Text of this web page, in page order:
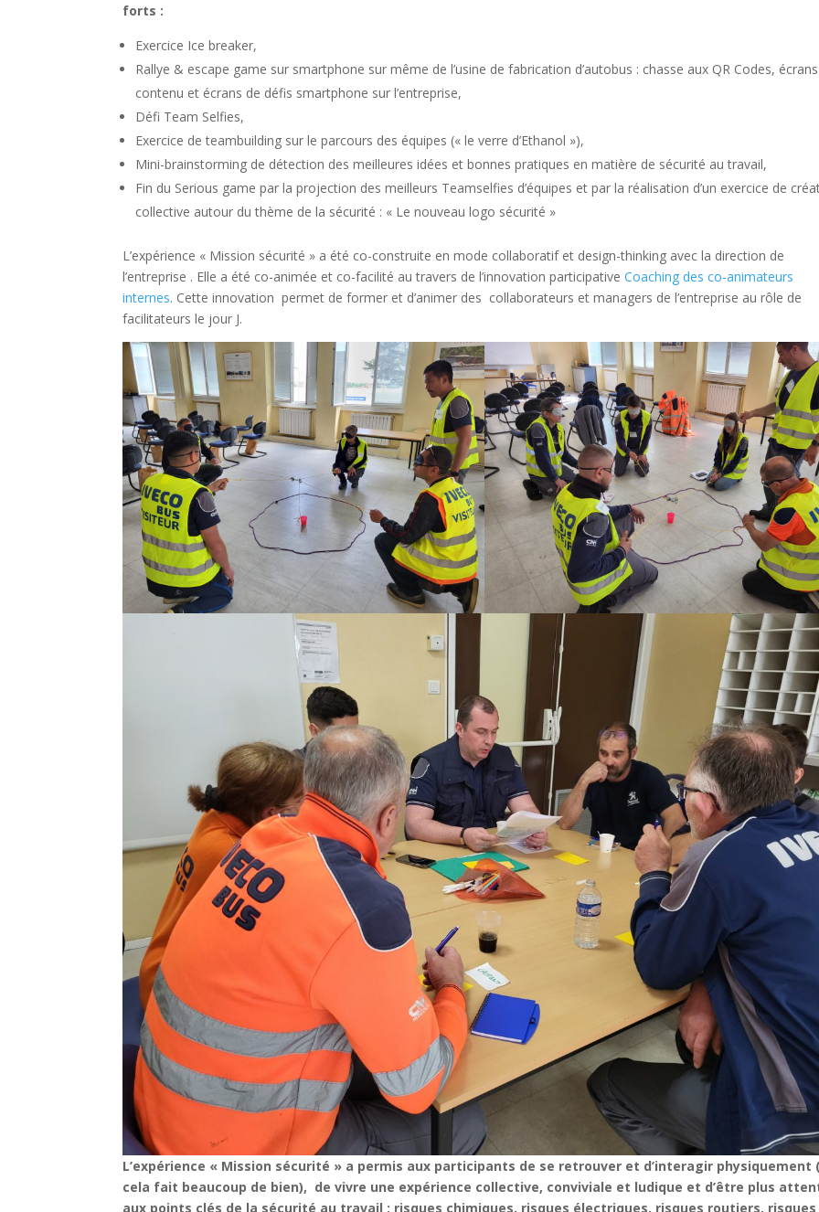
forts :
Exercice Ice breaker,
Rallye & escape game sur smartphone sur même de l’usine de fabrication d’autobus : chasse aux QR Codes,
contenu et écrans de défis smartphone sur l’entreprise,
Défi Team Selfies,
Exercice de teambuilding sur le parcours des équipes (« le verre d’Ethanol »),
Mini-brainstorming de détection des meilleures idées et bonnes pratiques en matière de sécurité au travail,
Fin du Serious game par la projection des meilleurs Teamselfies d’équipes et par la réalisation d’un exercice de
collective autour du thème de la sécurité : « Le nouveau logo sécurité »
L’expérience « Mission sécurité » a été co-construite en mode collaboratif et design-thinking avec la direction de
l’entreprise . Elle a été co-animée et co-facilité au travers de l’innovation participativeCoaching des co-animateurs
internes. Cette innovation permet de former et d’animer des collaborateurs et managers de l’entreprise au rôle de
facilitateurs le jour J.
L’expérience « Mission sécurité » a permis aux participants de se retrouver et d’interagir physiquement
cela fait beaucoup de bien), de vivre une expérience collective, conviviale et ludique et d’être plus
aux points clés de la sécurité au travail : risques chimiques, risques électriques, risques routiers, risques